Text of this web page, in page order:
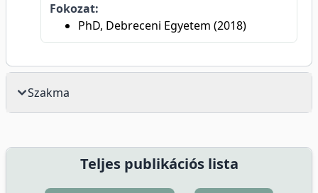
Fokozat:
PhD, Debreceni Egyetem (2018)
Szakma
Teljes publikációs lista